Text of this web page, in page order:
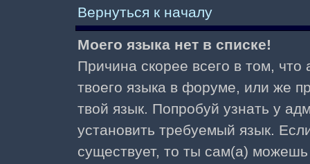
Вернуться к началу
Моего языка нет в списке!
Причина скорее всего в том,
твоего языка в форуме, или же
твой язык. Попробуй узнать у
установить требуемый язык.
существует, то ты сам(а)